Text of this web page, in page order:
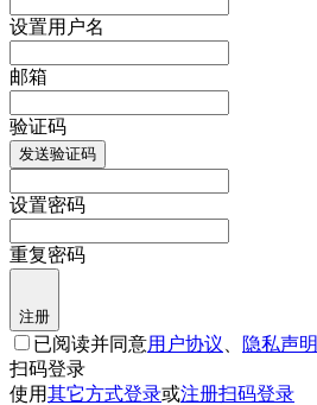
设置用户名
邮箱
验证码
发送验证码
设置密码
重复密码
注册
已阅读并同意用户协议
隐私声明
扫码登录
使用其它方式登录或注册扫码登录